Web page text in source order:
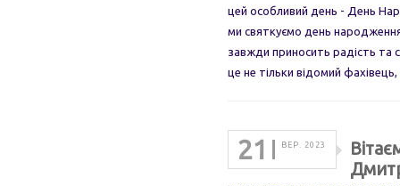
цей особливий день - День
ми святкуємо день
завжди приносить радість та
це не тільки відомий
21 ВЕР. 2023